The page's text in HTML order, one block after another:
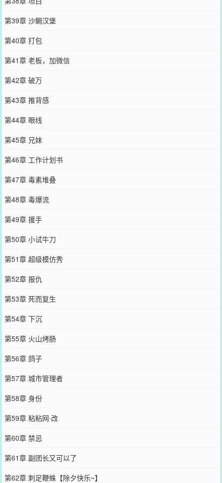
第39章 沙鲷汉堡
第40章 打包
第41章 老板，加微信
第42章 破万
第43章 推背感
第44章 眼线
第45章 兄妹
第46章 工作计划书
第47章 毒素堆叠
第48章 毒爆流
第49章 援手
第50章 小试牛刀
第51章 超级模仿秀
第52章 报仇
第53章 死而复生
第54章 下沉
第55章 火山烤肠
第56章 鸽子
第57章 城市管理者
第58章 身份
第59章 粘粘网·改
第60章 禁忌
第61章 副团长又可以了
第62章 刺足鞭蛛【除夕快乐~】